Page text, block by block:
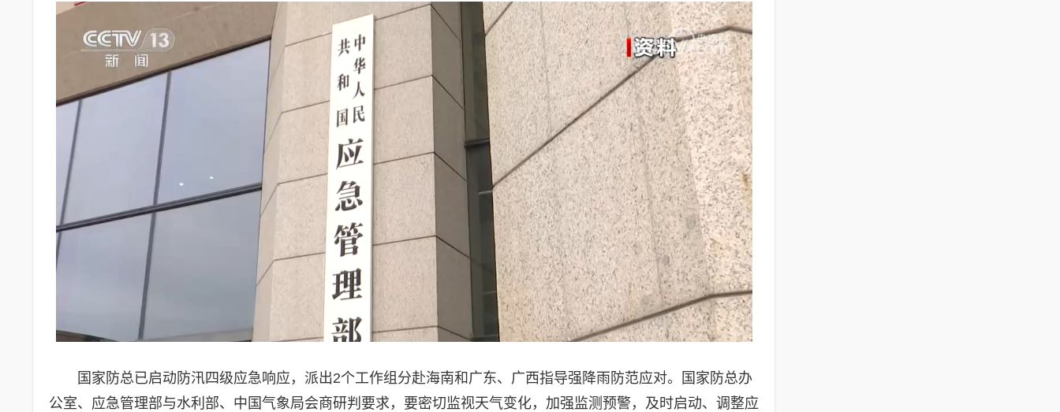
国家防总已启动防汛四级应急响应，派出2个工作组分赴海南和广东、广西指导强降雨防范应对。国家防总办
公室、应急管理部与水利部、中国气象局会商研判要求，要密切监视天气变化，加强监测预警，及时启动、调整应